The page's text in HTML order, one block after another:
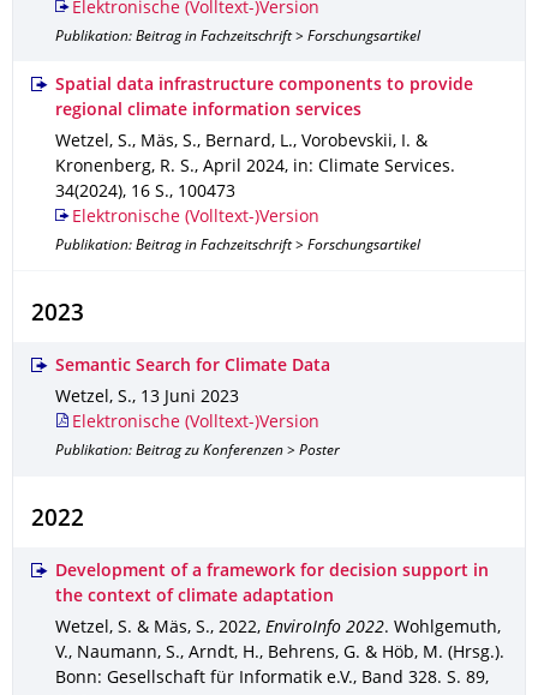
Elektronische (Volltext-)Version
Publikation: Beitrag in Fachzeitschrift > Forschungsartikel
Spatial data infrastructure components to provide
regional climate information services
Wetzel, S., Mäs, S., Bernard, L., Vorobevskii, I. &
Kronenberg, R. S., April 2024, in: Climate Services.
34(2024), 16 S., 100473
Elektronische (Volltext-)Version
Publikation: Beitrag in Fachzeitschrift > Forschungsartikel
2023
Semantic Search for Climate Data
Wetzel, S., 13 Juni 2023
Elektronische (Volltext-)Version
Publikation: Beitrag zu Konferenzen > Poster
2022
Development of a framework for decision support in
the context of climate adaptation
Wetzel, S. & Mäs, S., 2022, EnviroInfo 2022. Wohlgemuth,
V., Naumann, S., Arndt, H., Behrens, G. & Höb, M. (Hrsg.).
Bonn: Gesellschaft für Informatik e.V., Band 328. S. 89,